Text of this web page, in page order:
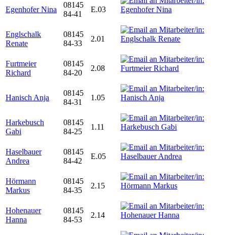
Egenhofer Nina
08145
84-41
E.03
Englschalk
Renate
08145
84-33
2.01
Furtmeier
Richard
08145
84-20
2.08
Hanisch Anja
08145
84-31
1.05
Harkebusch
Gabi
08145
84-25
1.11
Haselbauer
Andrea
08145
84-42
E.05
Hörmann
Markus
08145
84-35
2.15
Hohenauer
Hanna
08145
84-53
2.14